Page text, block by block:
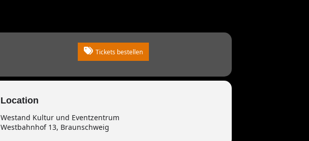
Tickets bestellen
Location
Westand Kultur und Eventzentrum
Westbahnhof 13, Braunschweig